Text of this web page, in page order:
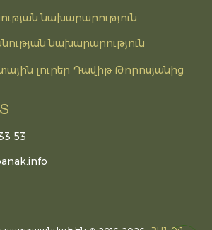
նախարարություն
նախարարություն
լուրեր Դավիթ Թորոսյանից
53